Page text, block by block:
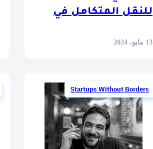
للنقل المتكامل في
13 مايو، 2024
Startups Without Borders